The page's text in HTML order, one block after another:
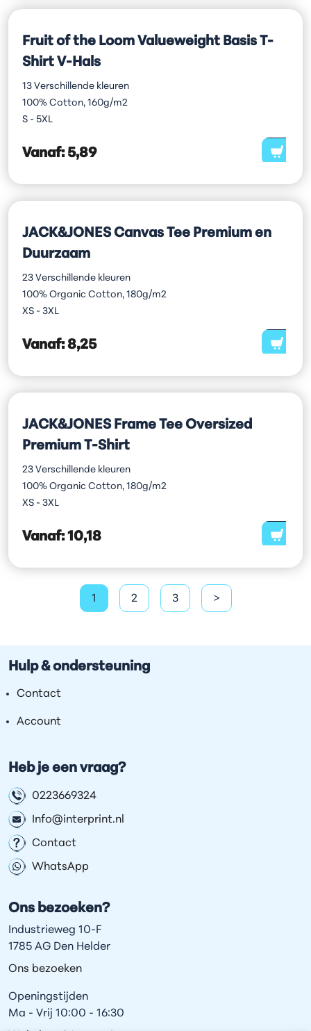
Fruit of the Loom Valueweight Basis T-
Shirt V-Hals
13 Verschillende kleuren
100% Cotton, 160g/m2
S - 5XL
Vanaf: 5,89
JACK&JONES Canvas Tee Premium en
Duurzaam
23 Verschillende kleuren
100% Organic Cotton, 180g/m2
XS - 3XL
Vanaf: 8,25
JACK&JONES Frame Tee Oversized
Premium T-Shirt
23 Verschillende kleuren
100% Organic Cotton, 180g/m2
XS - 3XL
Vanaf: 10,18
1 2 3 >
Hulp & ondersteuning
Contact
Account
Heb je een vraag?
0223669324
Info@interprint.nl
Contact
WhatsApp
Ons bezoeken?
Industrieweg 10-F
1785 AG Den Helder
Ons bezoeken
Openingstijden
Ma - Vrij 10:00 - 16:30